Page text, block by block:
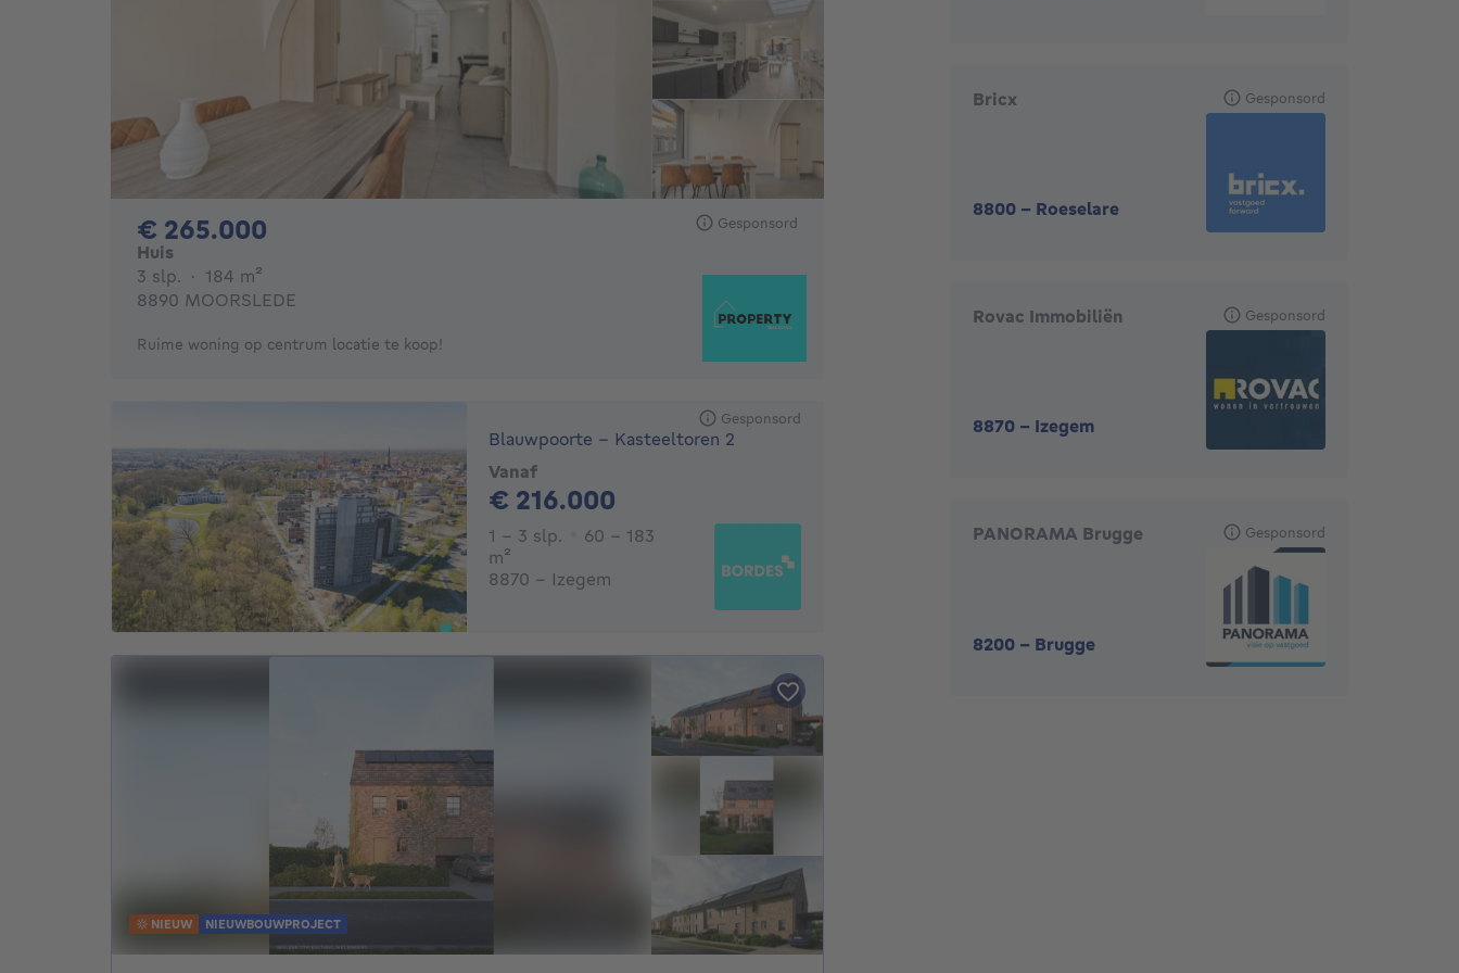
€ 265.000 Gesponsord
Huis
3 slp. 3 slaapkamers
· 184 m²
8890 MOORSLEDE
Ruime woning op centrum locatie te koop!
Gesponsord
Blauwpoorte - Kasteeltoren 2
Vanaf
€ 216.000
1 - 3 Slaapkamers
1 - 3 slp.
60 - 183
m²
8870 - Izegem
NIEUW NIEUWBOUWPROJECT
Bricx
8800 - Roeselare
Gesponsord
Rovac Immobiliën
8870 - Izegem
Gesponsord
PANORAMA Brugge
8200 - Brugge
Gesponsord